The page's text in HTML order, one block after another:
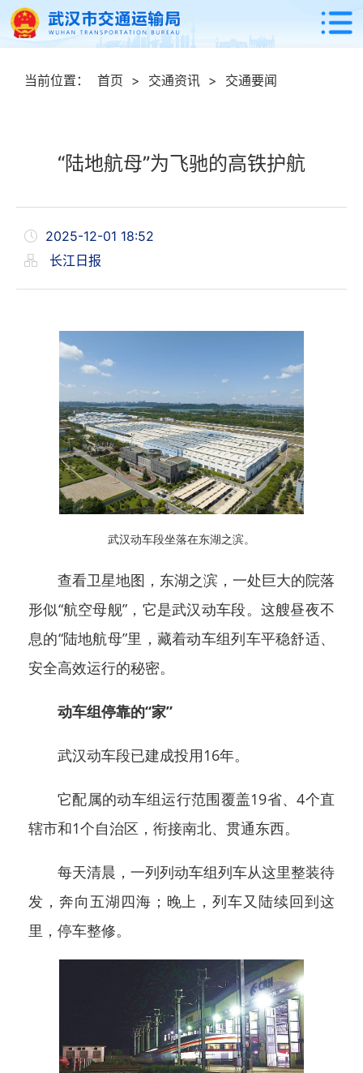
当前位置： 首页 > 交通资讯 > 交通要闻
“陆地航母”为飞驰的高铁护航
2025-12-01 18:52
长江日报
武汉动车段坐落在东湖之滨。
查看卫星地图，东湖之滨，一处巨大的院落
形似“航空母舰”，它是武汉动车段。这艘昼夜不
息的“陆地航母”里，藏着动车组列车平稳舒适、
安全高效运行的秘密。
动车组停靠的“家”
武汉动车段已建成投用16年。
它配属的动车组运行范围覆盖19省、4个直
辖市和1个自治区，衔接南北、贯通东西。
每天清晨，一列列动车组列车从这里整装待
发，奔向五湖四海；晚上，列车又陆续回到这
里，停车整修。